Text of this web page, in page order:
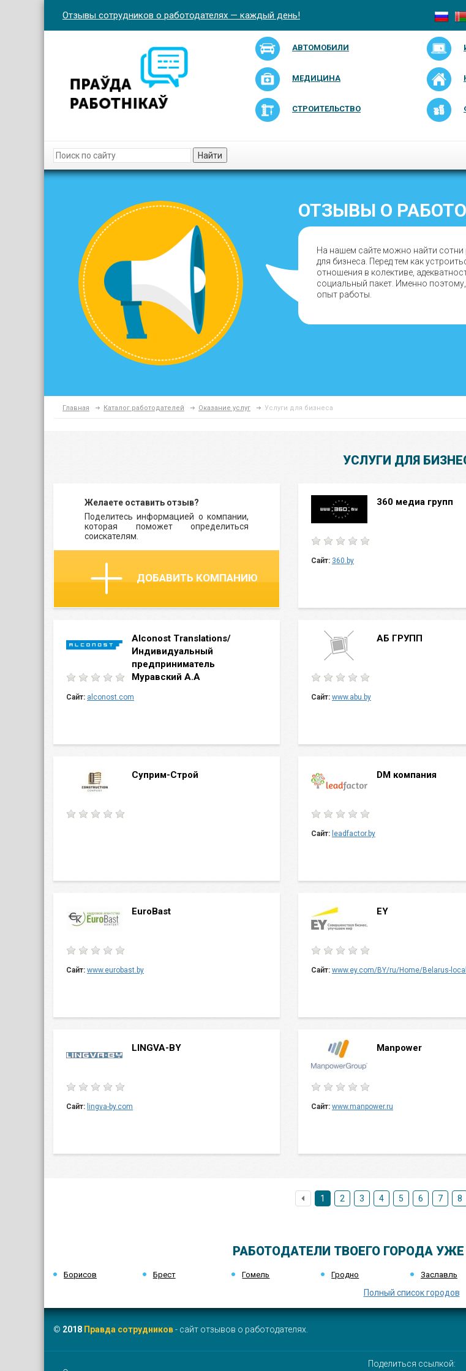
Отзывы сотрудников о работодателях — каждый день!
АВТОМОБИЛИ
МЕДИЦИНА
СТРОИТЕЛЬСТВО
Найти
ОТЗЫВЫ О
На нашем сайте можно найти сотни
для бизнеса. Перед тем как
отношения в колективе,
социальный пакет. Именно
опыт работы.
Главная Каталог работодателей Оказание услуг Услуги для бизнеса
УСЛУГИ ДЛЯ
Желаете оставить отзыв?
Поделитесь информацией о компании,
которая поможет определиться
соискателям.
ДОБАВИТЬ КОМПАНИЮ
360 медиа групп
Сайт: 360.by
Alconost Translations/
Индивидуальный
предприниматель
Муравский А.А
Сайт: alconost.com
AБ ГРУПП
Сайт: www.abu.by
Cуприм-Строй DM компания
Сайт: leadfactor.by
EuroBast
Сайт: www.eurobast.by
EY
Сайт: www.ey.com/BY/ru/Home/Belarus-
LINGVA-BY
Сайт: lingva-by.com
Manpower
Сайт: www.manpower.ru
1 2 3 4 5 6 7 8
РАБОТОДАТЕЛИ ТВОЕГО ГОРОДА
Борисов Брест Гомель Гродно Заславль
Полный список городов
© 2018 Правда сотрудников- сайт отзывов о работодателях.
Поделиться ссылкой: